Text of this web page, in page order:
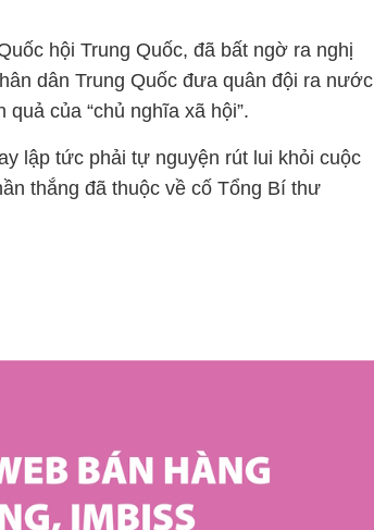
hội Trung Quốc, đã bất ngờ ra nghị
dân Trung Quốc đưa quân đội ra nước
của “chủ nghĩa xã hội”.
lập tức phải tự nguyện rút lui khỏi cuộc
thắng đã thuộc về cố Tổng Bí thư